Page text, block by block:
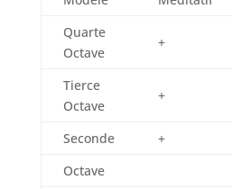
Quarte
Octave
+
Tierce
Octave
+
Seconde +
Octave